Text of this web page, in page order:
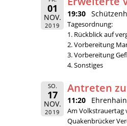
01
NOV.
2019
19:30
Tagesordnung:
1. Rückblick auf
2. Vorbereitung
3. Vorbereitung
4. Sonstiges
SO.
17
NOV.
2019
Antreten
11:20 Ehrenhain
Am Volkstrauertag
Quakenbrücker